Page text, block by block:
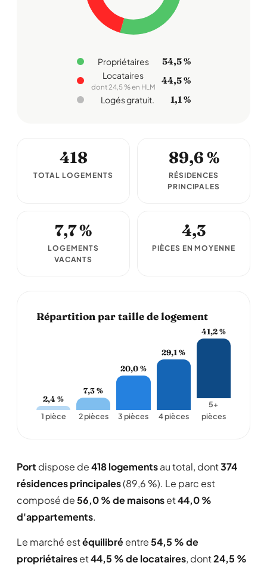
Propriétaires 54,5 %
Locataires
dont 24,5 % en HLM
44,5 %
Logés gratuit. 1,1 %
418
TOTAL LOGEMENTS
89,6 %
RÉSIDENCES
PRINCIPALES
7,7 %
LOGEMENTS
VACANTS
4,3
PIÈCES EN MOYENNE
Répartition par taille de logement
2,4 %
1 pièce
7,3 %
2 pièces
20,0 %
3 pièces
29,1 %
4 pièces
41,2 %
5+
pièces
Port dispose de418 logementsau total, dont374
résidences principales(89,6 %). Le parc est
composé de56,0 % de maisonset44,0 %
d'appartements.
Le marché estéquilibréentre54,5 % de
propriétaireset44,5 % de locataires, dont24,5 %